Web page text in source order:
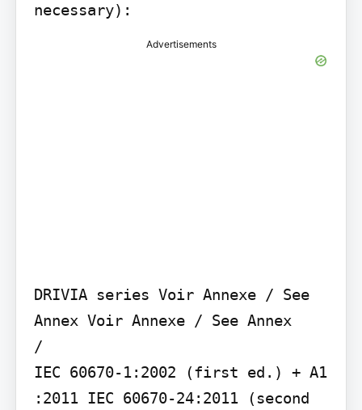
necessary):
Advertisements
DRIVIA series Voir Annexe / See
Annex Voir Annexe / See Annex
/
IEC 60670-1:2002 (first ed.) + A1
:2011 IEC 60670-24:2011 (second